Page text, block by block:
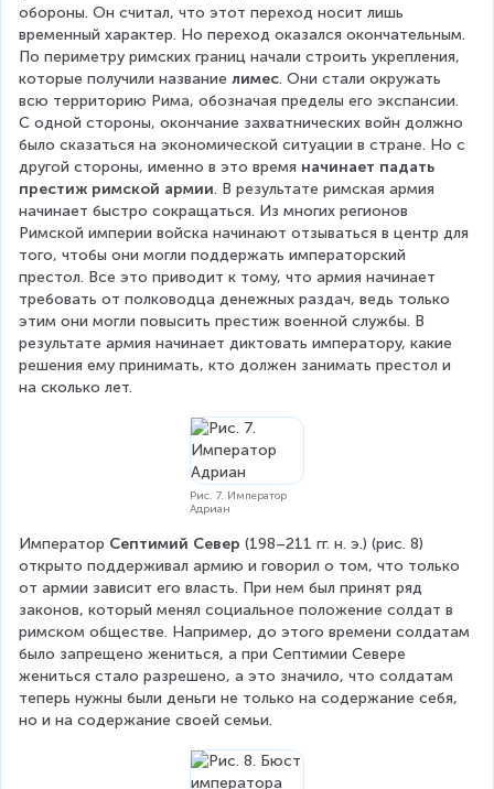
обороны. Он считал, что этот переход носит лишь
временный характер. Но переход оказался окончательным.
По периметру римских границ начали строить укрепления,
которые получили название лимес. Они стали окружать
всю территорию Рима, обозначая пределы его экспансии.
С одной стороны, окончание захватнических войн должно
было сказаться на экономической ситуации в стране. Но с
другой стороны, именно в это время начинает падать
престиж римской армии. В результате римская армия
начинает быстро сокращаться. Из многих регионов
Римской империи войска начинают отзываться в центр для
того, чтобы они могли поддержать императорский
престол. Все это приводит к тому, что армия начинает
требовать от полководца денежных раздач, ведь только
этим они могли повысить престиж военной службы. В
результате армия начинает диктовать императору, какие
решения ему принимать, кто должен занимать престол и
на сколько лет.
Рис. 7. Император
Адриан
Император Септимий Север (198–211 гг. н. э.) (рис. 8)
открыто поддерживал армию и говорил о том, что только
от армии зависит его власть. При нем был принят ряд
законов, который менял социальное положение солдат в
римском обществе. Например, до этого времени солдатам
было запрещено жениться, а при Септимии Севере
жениться стало разрешено, а это значило, что солдатам
теперь нужны были деньги не только на содержание себя,
но и на содержание своей семьи.